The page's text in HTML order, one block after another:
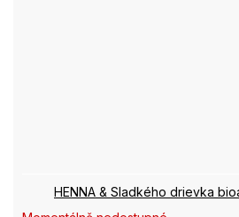
HENNA & Sladkého drievka